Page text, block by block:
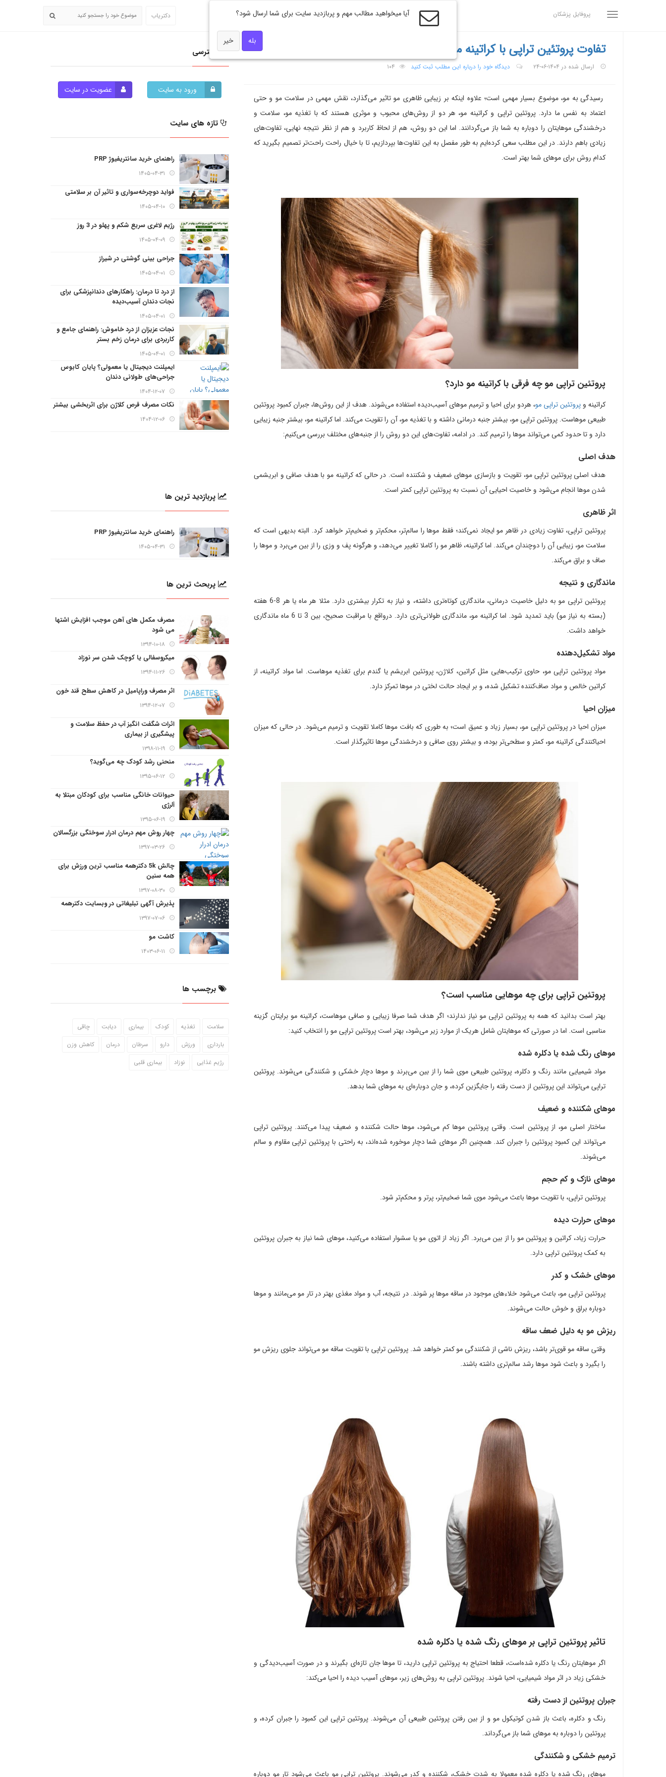
پروفایل پزشکان دکتریاب
تفاوت پروتئین تراپی با کراتینه مو؛ کدام بهتر است؟
ارسال شده در ۱۴۰۴-۰۶-۲۴ دیدگاه خود را درباره این مطلب ثبت کنید ۱۰۴
رسیدگی به مو، موضوع بسیار مهمی است؛ علاوه اینکه بر زیبایی ظاهری مو تاثیر می‌گذارد، نقش مهمی در سلامت مو و حتی
اعتماد به نفس ما دارد. پروتئین تراپی و کراتینه مو، هر دو از روش‌های محبوب و موثری هستند که با تغذیه مو، سلامت و
درخشندگی موهایتان را دوباره به شما باز می‌گردانند. اما این دو روش، هم از لحاظ کاربرد و هم از نظر نتیجه نهایی، تفاوت‌های
زیادی باهم دارند. در این مطلب سعی کرده‌ایم به طور مفصل به این تفاوت‌ها بپردازیم، تا با خیال راحت راحت‌تر تصمیم بگیرید که
کدام روش برای موهای شما بهتر است.
پروتئین تراپی مو چه فرقی با کراتینه مو دارد؟
کراتینه و پروتئین تراپی مو، هردو برای احیا و ترمیم موهای آسیب‌دیده استفاده می‌شوند. هدف از این روش‌ها، جبران کمبود پروتئین
طبیعی موهاست. پروتئین تراپی مو، بیشتر جنبه درمانی داشته و با تغذیه مو، آن را تقویت می‌کند. اما کراتینه مو، بیشتر جنبه زیبایی
دارد و تا حدود کمی می‌تواند موها را ترمیم کند. در ادامه، تفاوت‌های این دو روش را از جنبه‌های مختلف بررسی می‌کنیم:
هدف اصلی
هدف اصلی پروتئین تراپی مو، تقویت و بازسازی موهای ضعیف و شکننده است. در حالی که کراتینه مو با هدف صافی و ابریشمی
شدن موها انجام می‌شود و خاصیت احیایی آن نسبت به پروتئین تراپی کمتر است.
اثر ظاهری
پروتئین تراپی، تفاوت زیادی در ظاهر مو ایجاد نمی‌کند؛ فقط موها را سالم‌تر، محکم‌تر و ضخیم‌تر خواهد کرد. البته بدیهی است که
سلامت مو، زیبایی آن را دوچندان می‌کند. اما کراتینه، ظاهر مو را کاملا تغییر می‌دهد، و هرگونه پف و وزی را از بین می‌برد و موها را
صاف و براق می‌کند.
ماندگاری و نتیجه
پروتئین تراپی مو به دلیل خاصیت درمانی، ماندگاری کوتاه‌تری داشته، و نیاز به تکرار بیشتری دارد. مثلا هر ماه یا هر 8-6 هفته
(بسته به نیاز مو) باید تمدید شود. اما کراتینه مو، ماندگاری طولانی‌تری دارد. درواقع با مراقبت صحیح، بین 3 تا 6 ماه ماندگاری
خواهد داشت.
مواد تشکیل‌دهنده
مواد پروتئین تراپی مو، حاوی ترکیب‌هایی مثل کراتین، کلاژن، پروتئین ابریشم یا گندم برای تغذیه موهاست. اما مواد کراتینه، از
کراتین خالص و مواد صاف‌کننده تشکیل شده، و بر ایجاد حالت لختی در موها تمرکز دارد.
میزان احیا
میزان احیا در پروتئین تراپی مو، بسیار زیاد و عمیق است؛ به طوری که بافت موها کاملا تقویت و ترمیم می‌شود. در حالی که میزان
احیاکنندگی کراتینه مو، کمتر و سطحی‌تر بوده، و بیشتر روی صافی و درخشندگی موها تاثیرگذار است.
پروتئین تراپی برای چه موهایی مناسب است؟
بهتر است بدانید که همه به پروتئین تراپی مو نیاز ندارند؛ اگر هدف شما صرفا زیبایی و صافی موهاست، کراتینه مو برایتان گزینه
مناسبی است. اما در صورتی که موهایتان شامل هریک از موارد زیر می‌شود، بهتر است پروتئین تراپی مو را انتخاب کنید:
موهای رنگ شده یا دکلره شده
مواد شیمیایی مانند رنگ و دکلره، پروتئین طبیعی موی شما را از بین می‌برند و موها دچار خشکی و شکنندگی می‌شوند. پروتئین
تراپی می‌تواند این پروتئین از دست رفته را جایگزین کرده، و جان دوباره‌ای به موهای شما بدهد.
موهای شکننده و ضعیف
ساختار اصلی مو، از پروتئین است. وقتی پروتئین موها کم می‌شود، موها حالت شکننده و ضعیف پیدا می‌کنند. پروتئین تراپی
می‌تواند این کمبود پروتئین را جبران کند. همچنین اگر موهای شما دچار موخوره شده‌اند، به راحتی با پروتئین تراپی مقاوم و سالم
می‌شوند.
موهای نازک و کم حجم
پروتئین تراپی، با تقویت موها باعث می‌شود موی شما ضخیم‌تر، پرتر و محکم‌تر شود.
موهای حرارت دیده
حرارت زیاد، کراتین و پروتئین مو را از بین می‌برد. اگر زیاد از اتوی مو یا سشوار استفاده می‌کنید، موهای شما نیاز به جبران پروتئین
به کمک پروتئین تراپی دارد.
موهای خشک و کدر
پروتئین تراپی مو، باعث می‌شود خلاء‌های موجود در ساقه موها پر شوند. در نتیجه، آب و مواد مغذی بهتر در تار مو می‌مانند و موها
دوباره براق‌ و خوش حالت می‌شوند.
ریزش مو به دلیل ضعف ساقه
وقتی ساقه مو قوی‌تر باشد، ریزش ناشی از شکنندگی مو کمتر خواهد شد. پروتئین تراپی با تقویت ساقه مو می‌تواند جلوی ریزش مو
را بگیرد و باعث شود موها رشد سالم‌تری داشته باشند.
تاثیر پروتئین تراپی بر موهای رنگ شده یا دکلره شده
اگر موهایتان رنگ یا دکلره شده‌است، قطعا احتیاج به پروتئین تراپی دارید، تا موها جان تازه‌ای بگیرند و در صورت آسیب‌دیدگی و
خشکی زیاد در اثر مواد شیمیایی، احیا شوند. پروتئین تراپی به روش‌های زیر، موهای آسیب دیده را احیا می‌کند:
جبران پروتئین از دست رفته
رنگ و دکلره، باعث باز شدن کوتیکول مو و از بین رفتن پروتئین طبیعی آن می‌شوند. پروتئین تراپی این کمبود را جبران کرده، و
پروتئین را دوباره به موهای شما باز می‌گرداند.
ترمیم خشکی و شکنندگی
موهای رنگ شده یا دکلره شده معمولا به شدت خشک، شکننده و کدر می‌شوند. پروتئین تراپی مو باعث می‌شود تار مو دوباره
دسترسی
ورود به سایت عضویت در سایت
تازه های سایت
راهنمای خرید سانتریفیوژ PRP
۱۴۰۵-۰۴-۳۱
فواید دوچرخه‌سواری و تاثیر آن بر سلامتی
۱۴۰۵-۰۴-۱۰
رژیم لاغری سریع شکم و پهلو در 3 روز
۱۴۰۵-۰۴-۰۹
جراحی بینی گوشتی در شیراز
۱۴۰۵-۰۴-۰۱
از درد تا درمان: راهکارهای دندانپزشکی برای
نجات دندان آسیب‌دیده
۱۴۰۵-۰۴-۰۱
نجات عزیزان از درد خاموش: راهنمای جامع و
کاربردی برای درمان زخم بستر
۱۴۰۵-۰۴-۰۱
ایمپلنت دیجیتال یا معمولی؟ پایان کابوس
جراحی‌های طولانی دندان
۱۴۰۴-۱۲-۰۷
نکات مصرف قرص کلاژن برای اثربخشی بیشتر
۱۴۰۴-۱۲-۰۶
پربازدید ترین ها
راهنمای خرید سانتریفیوژ PRP
۱۴۰۵-۰۴-۳۱
پربحث ترین ها
مصرف مکمل های آهن موجب افزایش اشتها
می شود
۱۳۹۴-۱۰-۱۸
میکروسفالی یا کوچک شدن سر نوزاد
۱۳۹۴-۱۱-۲۶
اثر مصرف وراپامیل در کاهش سطح قند خون
۱۳۹۴-۱۲-۰۷
اثرات شگفت انگیز آب در حفظ سلامت و
پیشگیری از بیماری
۱۳۹۸-۱۱-۱۹
منحنی رشد کودک چه می‌گوید؟
۱۳۹۵-۰۶-۱۲
حیوانات خانگی مناسب برای کودکان مبتلا به
آلرژی
۱۳۹۵-۰۶-۱۹
چهار روش مهم درمان ادرار سوختگی بزرگسالان
۱۳۹۷-۰۳-۲۶
چالش 5k دکترهمه مناسب ترین ورزش برای
همه سنین
۱۳۹۷-۰۸-۳۰
پذیرش آگهی تبلیغاتی در وبسایت دکترهمه
۱۳۹۷-۰۷-۰۶
کاشت مو
۱۴۰۳-۰۶-۱۱
برچسب ها
سلامت تغذیه کودک بیماری دیابت
چاقی
بارداری
ورزش دارو سرطان درمان
کاهش وزن
رژیم غذایی
نوزاد بیماری قلبی
آیا میخواهید مطالب مهم و پربازدید سایت برای شما ارسال شود؟
بله خیر